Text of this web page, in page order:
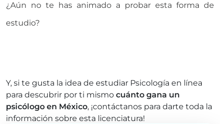
¿Aún no te has animado a probar esta forma de
estudio?
Y, si te gusta la idea de estudiar Psicología en línea
para descubrir por ti mismo cuánto gana un
psicólogo en México, ¡contáctanos para darte toda la
información sobre esta licenciatura!